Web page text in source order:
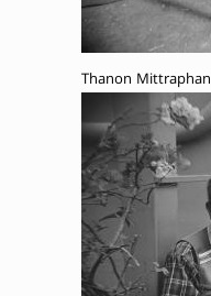
Thanon Mittraphan